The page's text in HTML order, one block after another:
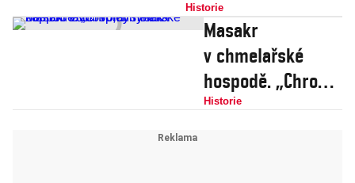
Pět měsíců za
vraždu!
Historie
Masakr
v chmelařské
hospodě. „Chromý
Franta zapíchl
Historie